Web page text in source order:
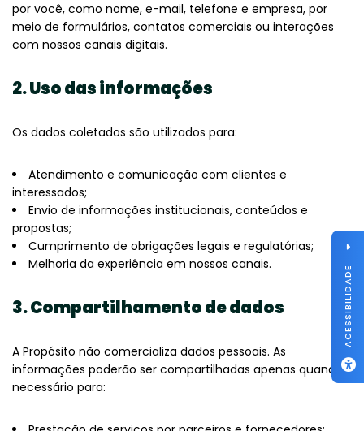
por você, como nome, e-mail, telefone e empresa, por
meio de formulários, contatos comerciais ou interações
com nossos canais digitais.
2. Uso das informações
Os dados coletados são utilizados para:
Atendimento e comunicação com clientes e
interessados;
Envio de informações institucionais, conteúdos e
propostas;
Cumprimento de obrigações legais e regulatórias;
Melhoria da experiência em nossos canais.
3. Compartilhamento de dados
A Propósito não comercializa dados pessoais. As
informações poderão ser compartilhadas apenas quando
necessário para:
ACESSIBILIDADE